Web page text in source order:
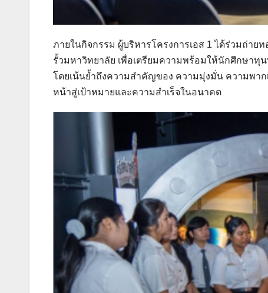
ภายในกิจกรรม ผู้บริหารโครงการเอส 1 ได้ร่วมถ่า
รั้วมหาวิทยาลัย เพื่อเตรียมความพร้อมให้นักศึกษา
โดยเน้นย้ำถึงความสำคัญของ ความมุ่งมั่น ความพา
หน้าสู่เป้าหมายและความสำเร็จในอนาคต